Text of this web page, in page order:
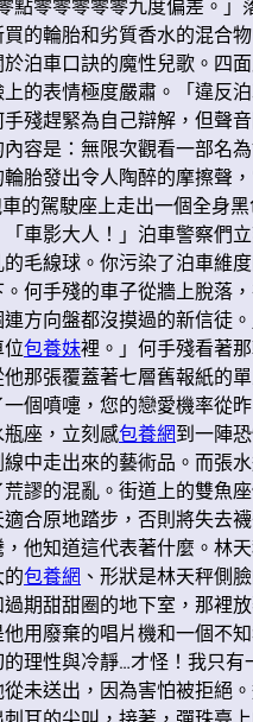
零零零零零九度偏差。
的輪胎和劣質香水的混合
於泊車口訣的魔性兒歌。四
的表情極度嚴肅。「違反
手殘趕緊為自己辯解，但
容是：無限次觀看一部
胎發出令人陶醉的摩擦聲
的駕駛座上走出一個全身
車影大人！」泊車警察們
毛線球。你污染了泊車
何手殘的車子從牆上脫
方向盤都沒摸過的新信
位包養妹裡。」何手殘看著
那張覆蓋著七層舊報紙
個噴嚏，您的戀愛機率
座，立刻感包養網到一陣
中走出來的藝術品。而
謬的混亂。街道上的雙魚
合原地踏步，否則將失去
他知道這代表著什麼。
的包養網 、形狀是林天秤側
期甜甜圈的地下室，那
用廢棄的唱片機和一個
理性與冷靜…才怪！我只
未送出，因為害怕被拒絕